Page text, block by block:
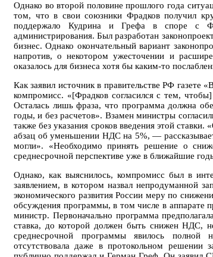
Однако во второй половине прошлого года
том, что в свои союзники Фрадков получил
поддержало Кудрина и Грефа в споре с
администрирования. Был разработан
бизнес. Однако окончательный вариант
напротив, о некотором ужесточении и
оказалось для бизнеса хотя бы каким-то
Как заявил источник в правительстве РФ
компромисс. «[Фрадков согласился с тем,
Осталась лишь фраза, что программа должна
годы, и без расчетов». Взамен министры
также без указания сроков введения этой
абзац об уменьшении НДС на 5%, —
могли». «Необходимо принять решение о
среднесрочной перспективе уже в ближайшие
Однако, как выяснилось, компромисс был в
заявлением, в котором назвал непродуманной
экономического развития России меру по
обсуждения программы, в том числе в аппарате
министр. Первоначально программа
ставка, до которой должен быть снижен НДС,
среднесрочной программы явилось полной
отсутствовала даже в протокольном решении